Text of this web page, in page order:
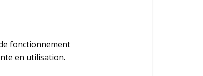
fonctionnement
en utilisation.